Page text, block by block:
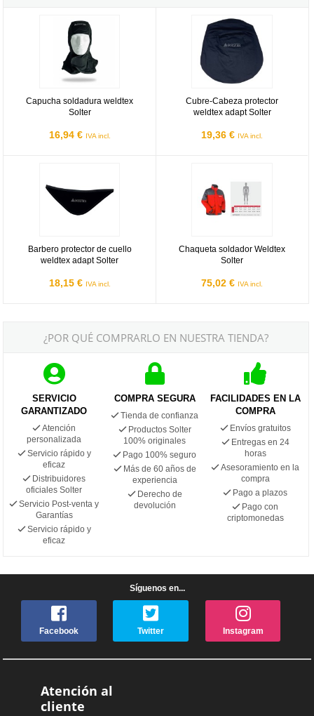
Capucha soldadura weldtex
Solter
16,94 € IVA incl.
Cubre-Cabeza protector
weldtex adapt Solter
19,36 € IVA incl.
Barbero protector de cuello
weldtex adapt Solter
18,15 € IVA incl.
Chaqueta soldador Weldtex
Solter
75,02 € IVA incl.
¿POR QUÉ COMPRARLO EN NUESTRA TIENDA?
SERVICIO
GARANTIZADO
Atención
personalizada
Servicio rápido y
eficaz
Distribuidores
oficiales Solter
Servicio Post-venta y
Garantías
Servicio rápido y
eficaz
COMPRA SEGURA
Tienda de confianza
Productos Solter
100% originales
Pago 100% seguro
Más de 60 años de
experiencia
Derecho de
devolución
FACILIDADES EN LA
COMPRA
Envíos gratuitos
Entregas en 24
horas
Asesoramiento en la
compra
Pago a plazos
Pago con
criptomonedas
Síguenos en...
Facebook Twitter Instagram
Atención al
cliente